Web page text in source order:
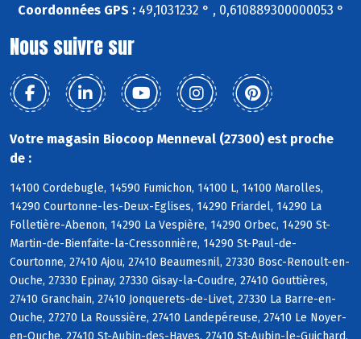
Coordonnées GPS :49,1031232 ° , 0,610889300000053 °
Nous suivre sur
Votre magasin Biocoop Menneval (27300) est proche
de :
14100 Cordebugle, 14590 Fumichon, 14100 L, 14100 Marolles,
14290 Courtonne-les-Deux-Eglises, 14290 Friardel, 14290 La
Folletière-Abenon, 14290 La Vespière, 14290 Orbec, 14290 St-
Martin-de-Bienfaite-la-Cressonnière, 14290 St-Paul-de-
Courtonne, 27410 Ajou, 27410 Beaumesnil, 27330 Bosc-Renoult-en-
Ouche, 27330 Epinay, 27330 Gisay-la-Coudre, 27410 Gouttières,
27410 Granchain, 27410 Jonquerets-de-Livet, 27330 La Barre-en-
Ouche, 27270 La Roussière, 27410 Landepéreuse, 27410 Le Noyer-
en-Ouche, 27410 St-Aubin-des-Hayes, 27410 St-Aubin-le-Guichard,